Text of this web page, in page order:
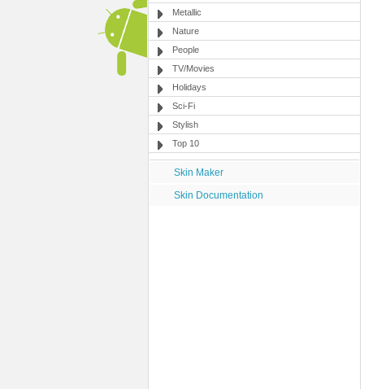
Metallic
Nature
People
TV/Movies
Holidays
Sci-Fi
Stylish
Top 10
Skin Maker
Skin Documentation